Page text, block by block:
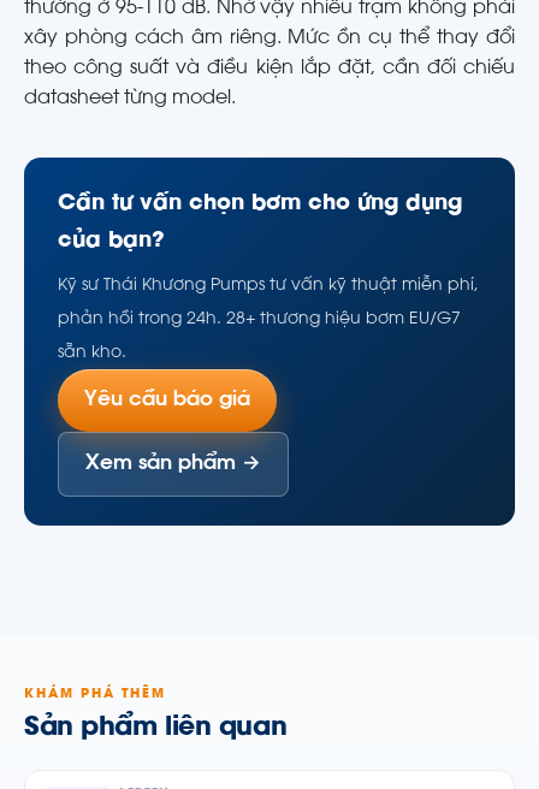
thường ở 95-110 dB. Nhờ vậy nhiều trạm không phải
xây phòng cách âm riêng. Mức ồn cụ thể thay đổi
theo công suất và điều kiện lắp đặt, cần đối chiếu
datasheet từng model.
Cần tư vấn chọn bơm cho ứng dụng
của bạn?
Kỹ sư Thái Khương Pumps tư vấn kỹ thuật miễn phí,
phản hồi trong 24h. 28+ thương hiệu bơm EU/G7
sẵn kho.
Yêu cầu báo giá
Xem sản phẩm →
KHÁM PHÁ THÊM
Sản phẩm liên quan